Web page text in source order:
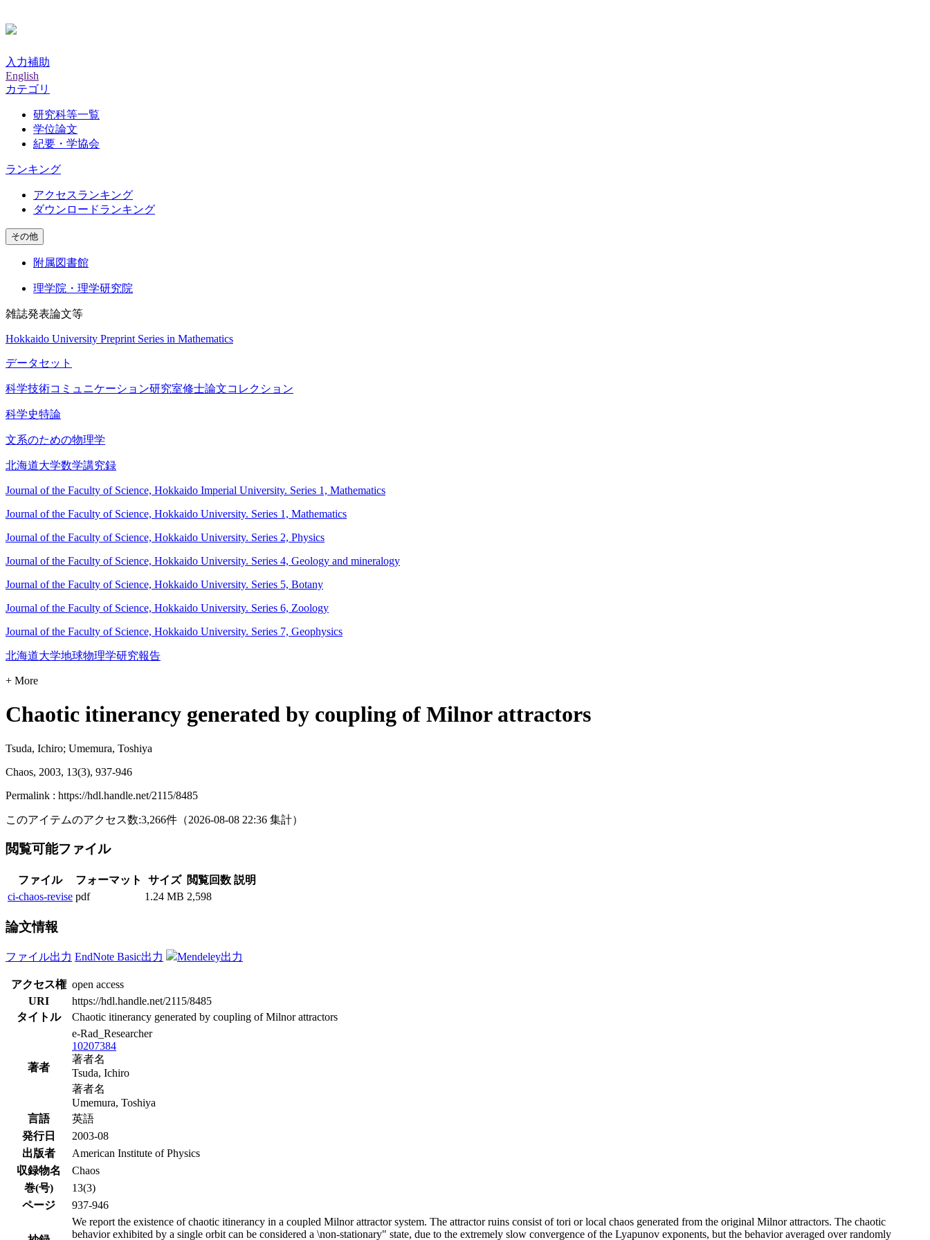
入力補助
English
カテゴリ
研究科等一覧
学位論文
紀要・学協会
ランキング
アクセスランキング
ダウンロードランキング
その他
附属図書館
理学院・理学研究院
雑誌発表論文等
Hokkaido University Preprint Series in Mathematics
データセット
科学技術コミュニケーション研究室修士論文コレクション
科学史特論
文系のための物理学
北海道大学数学講究録
Journal of the Faculty of Science, Hokkaido Imperial University. Series 1, Mathematics
Journal of the Faculty of Science, Hokkaido University. Series 1, Mathematics
Journal of the Faculty of Science, Hokkaido University. Series 2, Physics
Journal of the Faculty of Science, Hokkaido University. Series 4, Geology and mineralogy
Journal of the Faculty of Science, Hokkaido University. Series 5, Botany
Journal of the Faculty of Science, Hokkaido University. Series 6, Zoology
Journal of the Faculty of Science, Hokkaido University. Series 7, Geophysics
北海道大学地球物理学研究報告
+ More
Chaotic itinerancy generated by coupling of Milnor attractors
Tsuda, Ichiro; Umemura, Toshiya
Chaos, 2003, 13(3), 937-946
Permalink : https://hdl.handle.net/2115/8485
このアイテムのアクセス数:3,266件 （2026-08-08 22:36 集計）
閲覧可能ファイル
ファイル フォーマット サイズ 閲覧回数 説明
ci-chaos-revise pdf 1.24 MB 2,598
論文情報
ファイル出力 EndNote Basic出力 Mendeley出力
アクセス権 open access
URI
https://hdl.handle.net/2115/8485
タイトル
Chaotic itinerancy generated by coupling of Milnor attractors
著者
e-Rad_Researcher
10207384
著者名
Tsuda, Ichiro
著者名
Umemura, Toshiya
言語
英語
発行日
2003-08
出版者
American Institute of Physics
収録物名
Chaos
巻(号)
13(3)
ページ
937-946
We report the existence of chaotic itinerancy in a coupled Milnor attractor system. The attractor ruins consist of tori or local chaos generated from the original Milnor attractors. The chaotic
behavior exhibited by a single orbit can be considered a \non-stationary" state, due to the extremely slow convergence of the Lyapunov exponents, but the behavior averaged over randomly